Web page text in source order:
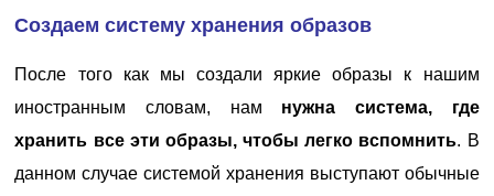
Создаем систему хранения образов
После того как мы создали яркие образы к нашим
иностранным словам, нам нужна система, где
хранить все эти образы, чтобы легко вспомнить. В
данном случае системой хранения выступают обычные